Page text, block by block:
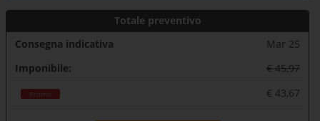
Totale preventivo
Consegna indicativa
Mar 25
Imponibile:
€ 45,97
Promo € 43,67